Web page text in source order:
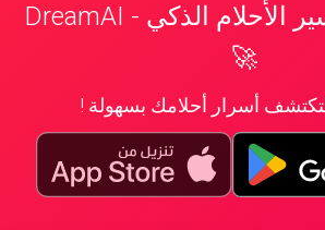
📱 تطبيق تفسير الأحلام الذكي - DreamAI
🚀
أسرار أحلامك بسهولة !